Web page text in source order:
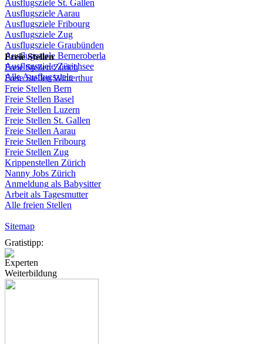
Ausflugsziele St. Gallen
Ausflugsziele Aarau
Ausflugsziele Fribourg
Ausflugsziele Zug
Ausflugsziele Graubünden
Ausflugsziele Berneroberla
Ausflugsziele Zürichsee
Alle Ausflugsziele
Freie Stellen
Freie Stellen Zürich
Freie StellenWinterthur
Freie Stellen Bern
Freie Stellen Basel
Freie Stellen Luzern
Freie Stellen St. Gallen
Freie Stellen Aarau
Freie Stellen Fribourg
Freie Stellen Zug
Krippenstellen Zürich
Nanny Jobs Zürich
Anmeldung als Babysitter
Arbeit als Tagesmutter
Alle freien Stellen
Sitemap
Gratistipp:
Experten
Weiterbildung